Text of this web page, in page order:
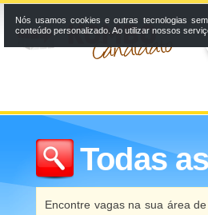
Todas
Encontre vagas na sua área
Nós usamos cookies e outras tecnologias
conteúdo personalizado. Ao utilizar nossos